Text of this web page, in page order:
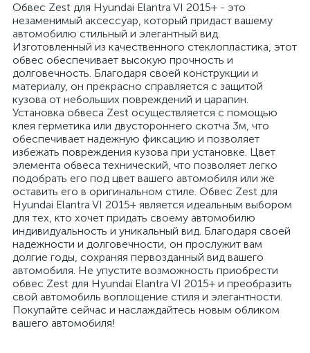
Обвес Zest для Hyundai Elantra VI 2015+ - это
незаменимый аксессуар, который придаст вашему
автомобилю стильный и элегантный вид.
Изготовленный из качественного стеклопластика, этот
обвес обеспечивает высокую прочность и
долговечность. Благодаря своей конструкции и
материалу, он прекрасно справляется с защитой
кузова от небольших повреждений и царапин.
Установка обвеса Zest осуществляется с помощью
клея герметика или двустороннего скотча 3м, что
обеспечивает надежную фиксацию и позволяет
избежать повреждения кузова при установке. Цвет
элемента обвеса технический, что позволяет легко
подобрать его под цвет вашего автомобиля или же
оставить его в оригинальном стиле. Обвес Zest для
Hyundai Elantra VI 2015+ является идеальным выбором
для тех, кто хочет придать своему автомобилю
индивидуальность и уникальный вид. Благодаря своей
надежности и долговечности, он прослужит вам
долгие годы, сохраняя первозданный вид вашего
автомобиля. Не упустите возможность приобрести
обвес Zest для Hyundai Elantra VI 2015+ и преобразить
свой автомобиль воплощение стиля и элегантности.
Покупайте сейчас и наслаждайтесь новым обликом
вашего автомобиля!